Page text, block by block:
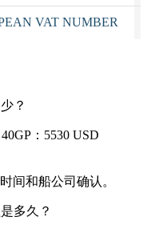
VAT NUMBER
？
：5530 USD
间和船公司确认。
多久？